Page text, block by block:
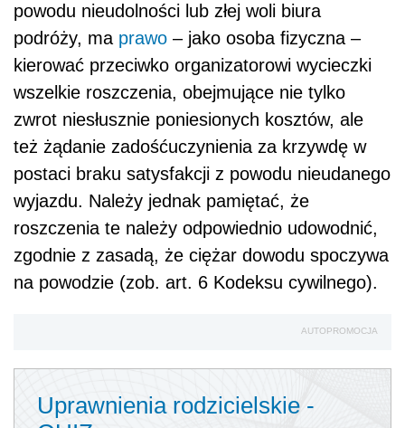
powodu nieudolności lub złej woli biura
podróży, ma prawo – jako osoba fizyczna –
kierować przeciwko organizatorowi wycieczki
wszelkie roszczenia, obejmujące nie tylko
zwrot niesłusznie poniesionych kosztów, ale
też żądanie zadośćuczynienia za krzywdę w
postaci braku satysfakcji z powodu nieudanego
wyjazdu. Należy jednak pamiętać, że
roszczenia te należy odpowiednio udowodnić,
zgodnie z zasadą, że ciężar dowodu spoczywa
na powodzie (zob. art. 6 Kodeksu cywilnego).
AUTOPROMOCJA
Uprawnienia rodzicielskie -